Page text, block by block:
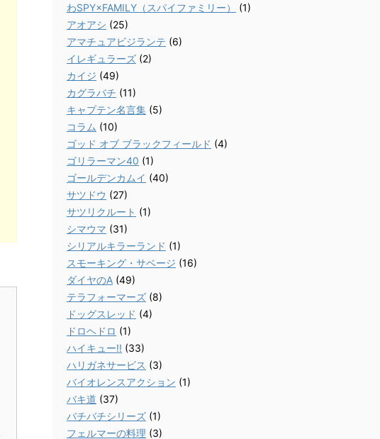
わSPY×FAMILY（スパイファミリー）
(1)
アオアシ (25)
アマチュアビジランテ (6)
イレギュラーズ (2)
カイジ (49)
カグラバチ (11)
キャプテン名言集 (5)
コラム (10)
ゴッド オブ ブラックフィールド (4)
ゴリラーマン40 (1)
ゴールデンカムイ (40)
サツドウ (27)
サツリクルート (1)
シマウマ (31)
シリアルキラーランド (1)
スモーキング・サベージ (16)
ダイヤのA (49)
テラフォーマーズ (8)
ドッグスレッド (4)
ドロヘドロ (1)
ハイキュー!! (33)
ハリガネサービス (3)
バイオレンスアクション (1)
バキ道 (37)
バチバチシリーズ (1)
フェルマーの料理 (3)